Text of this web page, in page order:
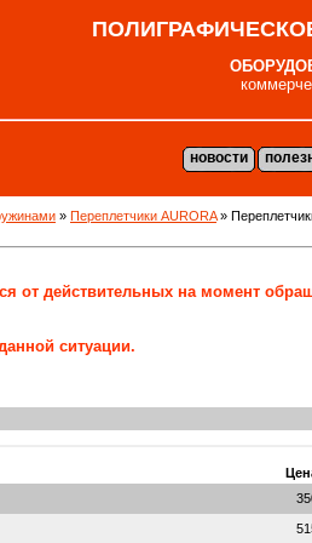
новости
» Переплетчики AURORA»
от действительных на момент
ситуации.